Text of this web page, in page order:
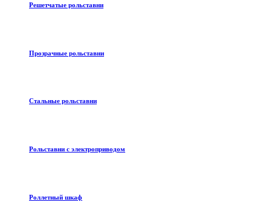
Решетчатые рольставни
Прозрачные рольставни
Стальные рольставни
Рольставни с электроприводом
Роллетный шкаф